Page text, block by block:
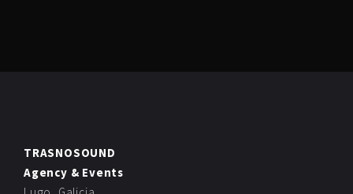
TRASNOSOUND
Agency & Events